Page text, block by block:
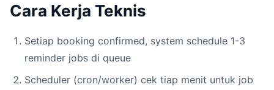
Cara Kerja Teknis
Setiap booking confirmed, system schedule 1-3
reminder jobs di queue
Scheduler (cron/worker) cek tiap menit untuk job